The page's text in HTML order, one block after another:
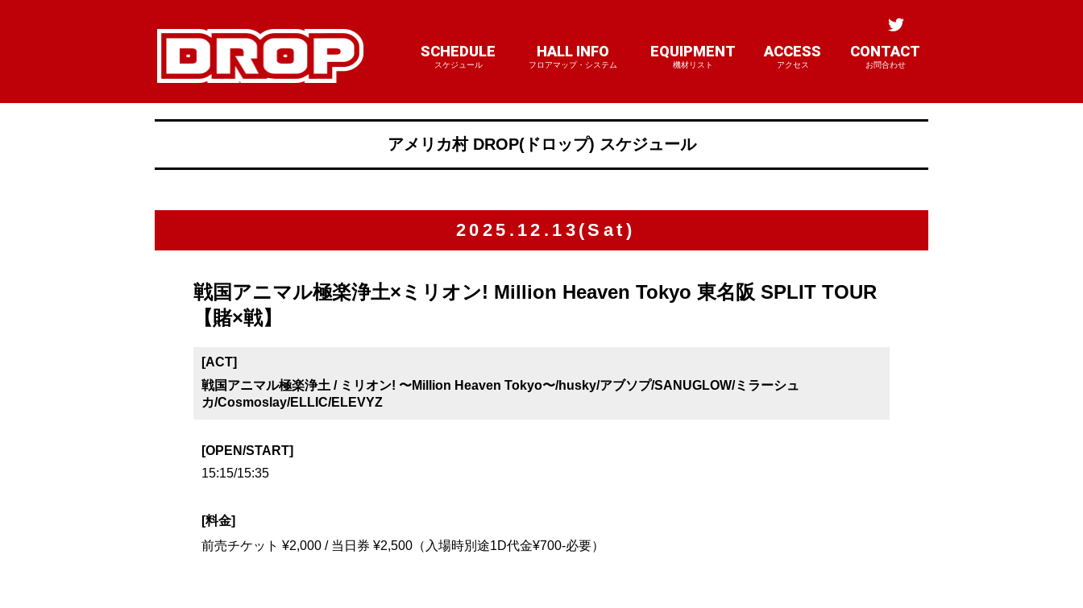
SCHEDULE
スケジュール
HALL INFO
フロアマップ・システム
EQUIPMENT
機材リスト
ACCESS
アクセス
CONTACT
お問合わせ
アメリカ村 DROP(ドロップ) スケジュール
2025.12.13(Sat)
戦国アニマル極楽浄土×ミリオン! Million Heaven Tokyo 東名阪 SPLIT TOUR
【賭×戦】
[ACT]
戦国アニマル極楽浄土 / ミリオン! 〜Million Heaven Tokyo〜/husky/アブソプ/SANUGLOW/ミラーシュ
カ/Cosmoslay/ELLIC/ELEVYZ
[OPEN/START]
15:15/15:35
[料金]
前売チケット ¥2,000 / 当日券 ¥2,500（入場時別途1D代金¥700-必要）